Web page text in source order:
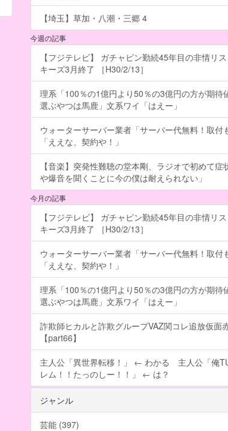
【埼玉】草加・八潮・三郷 4
今週の記事
【フジテレビ】 ガチャピン勤続45年目の非情リ
キーズ3月終了 ［H30/2/13］
理系「100％の1億円より50％の3億円の方が期待
選ぶやつは馬鹿」文系ワイ「はえー」
ウォーターサーバー業者「サーバー代無料！取付
「ええな、契約や！」
【音楽】突発性難聴の堂本剛、ラジオで初めて症
や爆音を聞くことに今の僕は耐えられない」
今月の記事
【フジテレビ】 ガチャピン勤続45年目の非情リ
キーズ3月終了 ［H30/2/13］
ウォーターサーバー業者「サーバー代無料！取付
「ええな、契約や！」
理系「100％の1億円より50％の3億円の方が期待
選ぶやつは馬鹿」文系ワイ「はえー」
詐欺師ヒカルと詐欺グループVAZ関コレ追放仮面
【part66】
主人公「異世界転移！」 ← わかる 主人公「俺
レム！！たっのしー！！」 ← は？
ジャンル
芸能 (397)